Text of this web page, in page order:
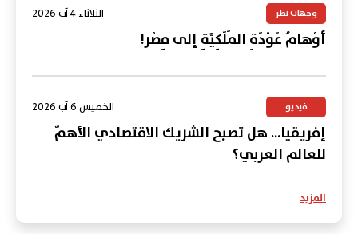
وجهات نظر الثلاثاء 4 آب 2026
أَوْهامُ عَوْدَةِ المَلَكِيَّةِ إلى مِصْر!
فيديو الخميس 6 آب 2026
إفريقيا... هل تصبح الشريك الاقتصادي الأهمّ
للعالم العربي؟
المزيد